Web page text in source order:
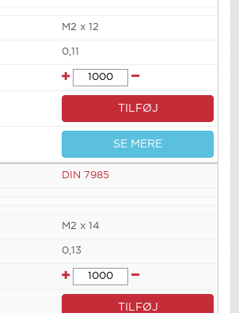
M2 x 12
0,11
TILFØJ
SE MERE
DIN 7985
M2 x 14
0,13
TILFØJ